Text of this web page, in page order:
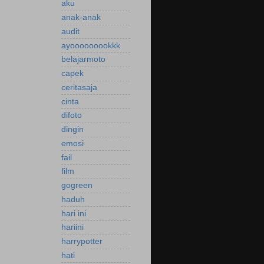
aku
anak-anak
audit
ayooooooookkk
belajarmoto
capek
ceritasaja
cinta
difoto
dingin
emosi
fail
film
gogreen
haduh
hari ini
hariini
harrypotter
hati